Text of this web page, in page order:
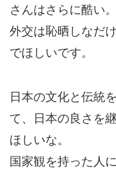
さんはさらに酷い。
外交は恥晒しなだ
でほしいです。
日本の文化と伝統
て、日本の良さを
ほしいな。
国家観を持った人